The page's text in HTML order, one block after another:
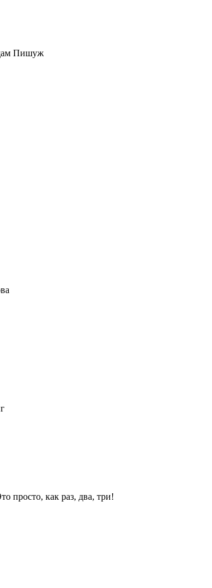
Пишуж
просто, как раз, два, три!